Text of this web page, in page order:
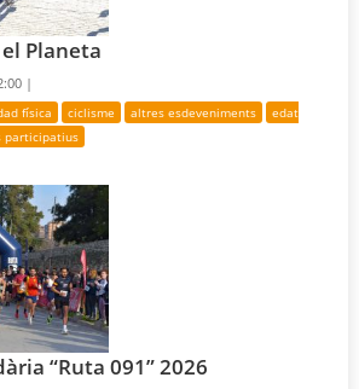
Planeta
|
física ciclisme altres esdeveniments
edat
participatius
“Ruta 091” 2026